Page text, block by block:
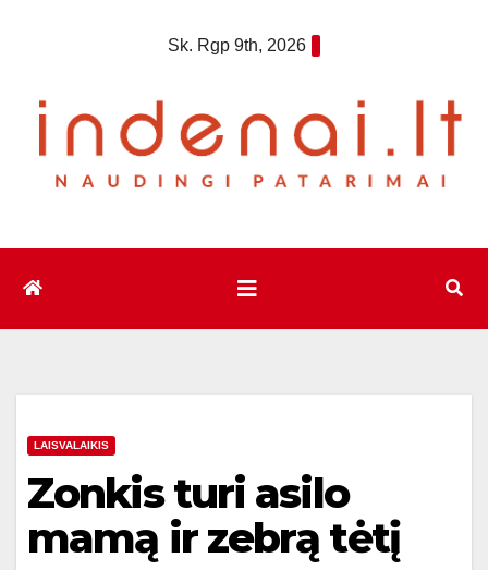
Sk. Rgp 9th, 2026
LAISVALAIKIS
Zonkis turi asilo
mamą ir zebrą tėtį